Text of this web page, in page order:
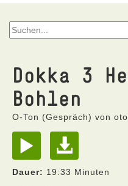
Dokka 3
Bohlen
O-Ton (Gespräch) von
Dauer: 19:33 Minuten